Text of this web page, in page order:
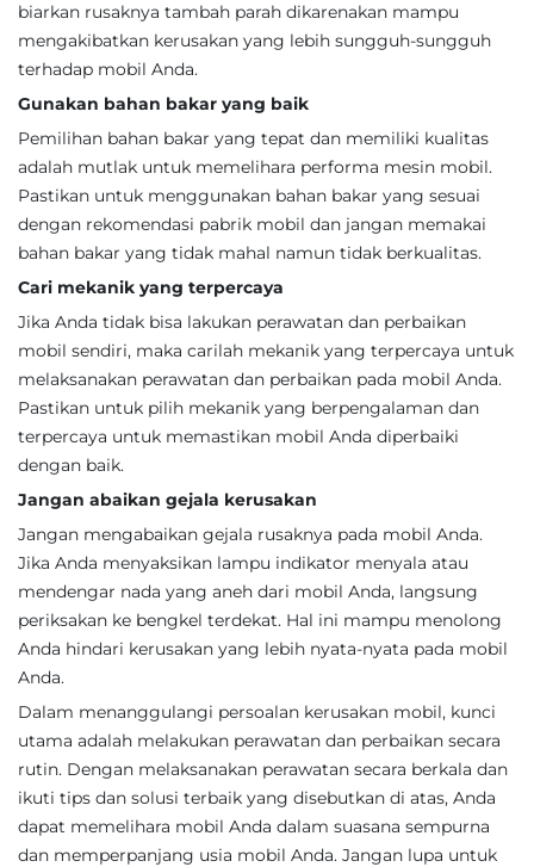
biarkan rusaknya tambah parah dikarenakan mampu
mengakibatkan kerusakan yang lebih sungguh-sungguh
terhadap mobil Anda.
Gunakan bahan bakar yang baik
Pemilihan bahan bakar yang tepat dan memiliki kualitas
adalah mutlak untuk memelihara performa mesin mobil.
Pastikan untuk menggunakan bahan bakar yang sesuai
dengan rekomendasi pabrik mobil dan jangan memakai
bahan bakar yang tidak mahal namun tidak berkualitas.
Cari mekanik yang terpercaya
Jika Anda tidak bisa lakukan perawatan dan perbaikan
mobil sendiri, maka carilah mekanik yang terpercaya untuk
melaksanakan perawatan dan perbaikan pada mobil Anda.
Pastikan untuk pilih mekanik yang berpengalaman dan
terpercaya untuk memastikan mobil Anda diperbaiki
dengan baik.
Jangan abaikan gejala kerusakan
Jangan mengabaikan gejala rusaknya pada mobil Anda.
Jika Anda menyaksikan lampu indikator menyala atau
mendengar nada yang aneh dari mobil Anda, langsung
periksakan ke bengkel terdekat. Hal ini mampu menolong
Anda hindari kerusakan yang lebih nyata-nyata pada mobil
Anda.
Dalam menanggulangi persoalan kerusakan mobil, kunci
utama adalah melakukan perawatan dan perbaikan secara
rutin. Dengan melaksanakan perawatan secara berkala dan
ikuti tips dan solusi terbaik yang disebutkan di atas, Anda
dapat memelihara mobil Anda dalam suasana sempurna
dan memperpanjang usia mobil Anda. Jangan lupa untuk